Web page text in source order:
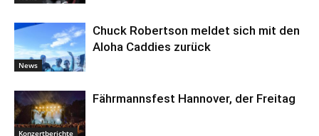
News
Chuck Robertson meldet sich mit den
Aloha Caddies zurück
Konzertberichte
Fährmannsfest Hannover, der Freitag